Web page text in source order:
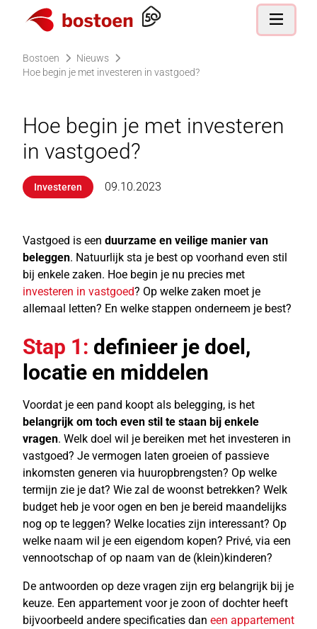
Ga naar de homepagina
Open
Bostoen
Nieuws
Hoe begin je met investeren in vastgoed?
Hoe begin je met investeren
in vastgoed?
Investeren 09.10.2023
Vastgoed is een duurzame en veilige manier van
beleggen. Natuurlijk sta je best op voorhand even stil
bij enkele zaken. Hoe begin je nu precies met
investeren in vastgoed? Op welke zaken moet je
allemaal letten? En welke stappen onderneem je best?
Stap 1: definieer je doel,
locatie en middelen
Voordat je een pand koopt als belegging, is het
belangrijk om toch even stil te staan bij enkele
vragen. Welk doel wil je bereiken met het investeren in
vastgoed? Je vermogen laten groeien of passieve
inkomsten generen via huuropbrengsten? Op welke
termijn zie je dat? Wie zal de woonst betrekken? Welk
budget heb je voor ogen en ben je bereid maandelijks
nog op te leggen? Welke locaties zijn interessant? Op
welke naam wil je een eigendom kopen? Privé, via een
vennootschap of op naam van de (klein)kinderen?
De antwoorden op deze vragen zijn erg belangrijk bij je
keuze. Een appartement voor je zoon of dochter heeft
bijvoorbeeld andere specificaties dan een appartement